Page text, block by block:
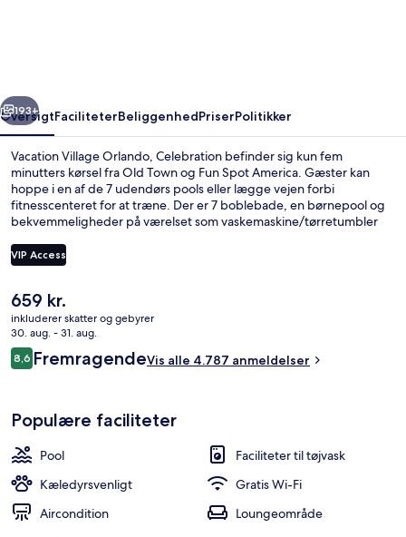
Næste
193+
OversigtFaciliteterBeliggenhedPriserPolitikker
Vacation Village Orlando, Celebration befinder sig kun fem
minutters kørsel fra Old Town og Fun Spot America. Gæster kan
hoppe i en af de 7 udendørs pools eller lægge vejen forbi
fitnesscenteret for at træne. Der er 7 boblebade, en børnepool og
bekvemmeligheder på værelset som vaskemaskine/tørretumbler
og beliggenhed.
VIP Access
Den
nuværende
pris
er
659 kr.
659 kr.
inkluderer skatter og gebyrer
30. aug. - 31. aug.
Anmeldelser
8,68,6 ud af 10.
FremragendeVis alle 4.787 anmeldelser
Populære faciliteter
Pool
Faciliteter til tøjvask
Kæledyrsvenligt
Gratis Wi-Fi
Aircondition
Loungeområde